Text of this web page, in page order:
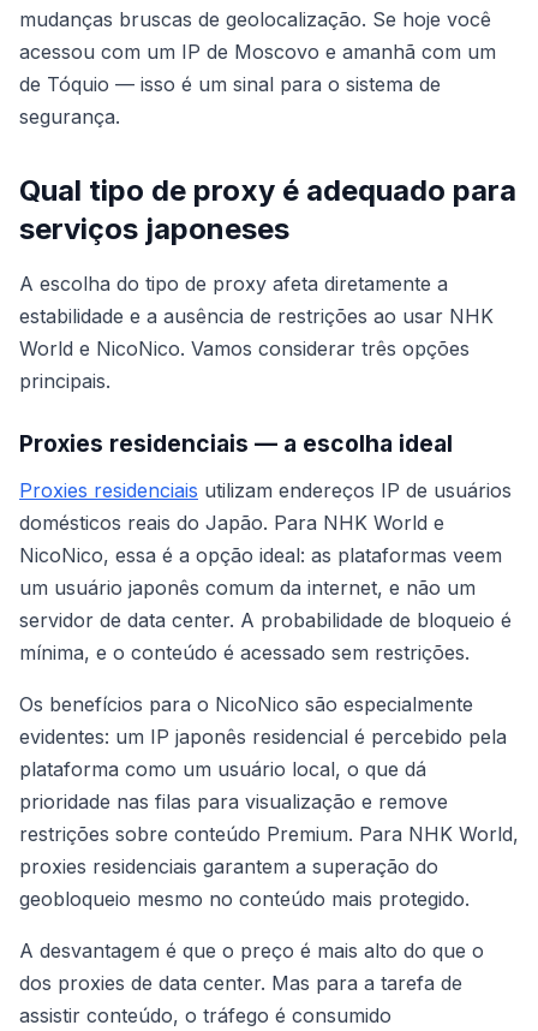
mudanças bruscas de geolocalização. Se hoje você
acessou com um IP de Moscovo e amanhã com um
de Tóquio — isso é um sinal para o sistema de
segurança.
Qual tipo de proxy é adequado para
serviços japoneses
A escolha do tipo de proxy afeta diretamente a
estabilidade e a ausência de restrições ao usar NHK
World e NicoNico. Vamos considerar três opções
principais.
Proxies residenciais — a escolha ideal
Proxies residenciais utilizam endereços IP de usuários
domésticos reais do Japão. Para NHK World e
NicoNico, essa é a opção ideal: as plataformas veem
um usuário japonês comum da internet, e não um
servidor de data center. A probabilidade de bloqueio é
mínima, e o conteúdo é acessado sem restrições.
Os benefícios para o NicoNico são especialmente
evidentes: um IP japonês residencial é percebido pela
plataforma como um usuário local, o que dá
prioridade nas filas para visualização e remove
restrições sobre conteúdo Premium. Para NHK World,
proxies residenciais garantem a superação do
geobloqueio mesmo no conteúdo mais protegido.
A desvantagem é que o preço é mais alto do que o
dos proxies de data center. Mas para a tarefa de
assistir conteúdo, o tráfego é consumido